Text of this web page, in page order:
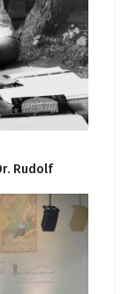
Rudolf